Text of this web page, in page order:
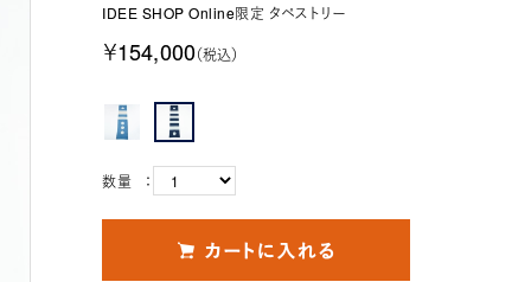
IDEE SHOP Online限定 タペストリー
￥154,000（税込）
数量 ：